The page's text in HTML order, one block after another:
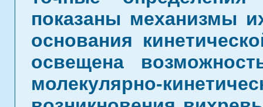
показаны механизмы
основания
освещена
молекулярно-